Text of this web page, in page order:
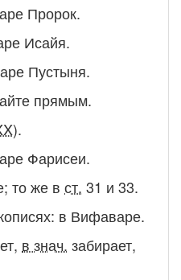
Пророк.
Исайя.
Пустыня.
прямым.
).
Фарисеи.
; то же в ст. 31 и 33.
в Вифаваре.
, в знач. забирает,